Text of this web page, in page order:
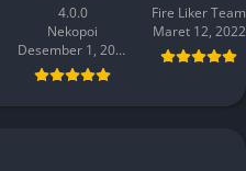
Aplikasi v4.0
Terbaru 2026
untuk Android
4.0.0
Nekopoi
Desember 1, 2022
(Auto Liker)
APK untuk
Android
Fire Liker Team
Maret 12, 2022